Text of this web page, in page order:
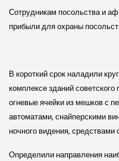
Сотрудникам посольства и
прибыли для охраны
В короткий срок наладили
комплексе зданий
огневые ячейки из мешков с
автоматами, снайперскими
ночного видения, средствами
Определили направления